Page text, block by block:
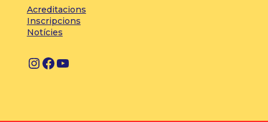
Acreditacions
Inscripcions
Notícies
I
F Y